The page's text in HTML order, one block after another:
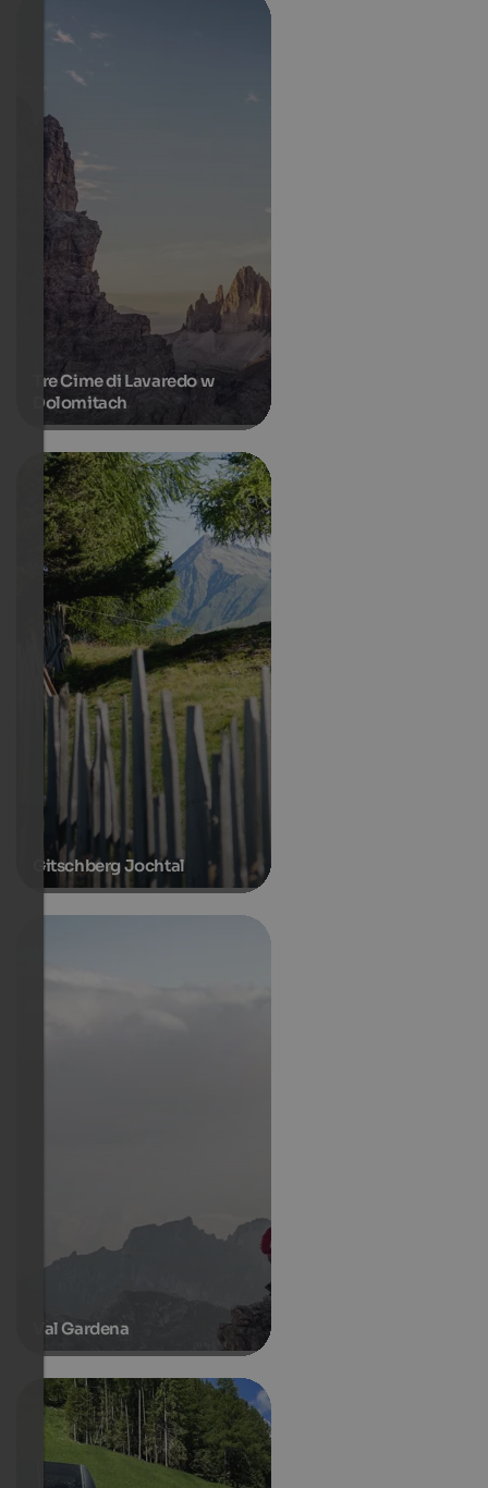
Tre Cime di Lavaredo w
Dolomitach
Gitschberg Jochtal
Val Gardena